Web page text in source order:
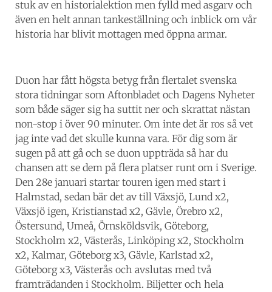
stuk av en historialektion men fylld med asgarv och
även en helt annan tankeställning och inblick om vår
historia har blivit mottagen med öppna armar.
Duon har fått högsta betyg från flertalet svenska
stora tidningar som Aftonbladet och Dagens Nyheter
som både säger sig ha suttit ner och skrattat nästan
non-stop i över 90 minuter. Om inte det är ros så vet
jag inte vad det skulle kunna vara. För dig som är
sugen på att gå och se duon uppträda så har du
chansen att se dem på flera platser runt om i Sverige.
Den 28e januari startar touren igen med start i
Halmstad, sedan bär det av till Växsjö, Lund x2,
Växsjö igen, Kristianstad x2, Gävle, Örebro x2,
Östersund, Umeå, Örnsköldsvik, Göteborg,
Stockholm x2, Västerås, Linköping x2, Stockholm
x2, Kalmar, Göteborg x3, Gävle, Karlstad x2,
Göteborg x3, Västerås och avslutas med två
framträdanden i Stockholm. Biljetter och hela